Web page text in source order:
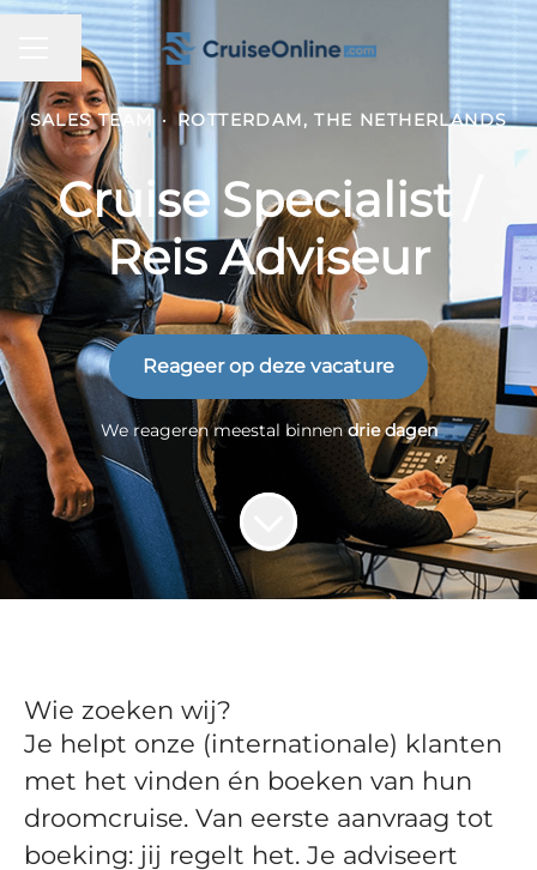
CARRIÈREMENU
Pagina delen
SALES TEAM · ROTTERDAM, THE NETHERLANDS
Cruise Specialist /
Reis Adviseur
Reageer op deze vacature
We reageren meestal binnendrie dagen
Wie zoeken wij?
Je helpt onze (internationale) klanten
met het vinden én boeken van hun
droomcruise. Van eerste aanvraag tot
boeking: jij regelt het. Je adviseert